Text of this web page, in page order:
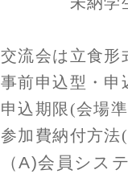
交流会は立食形
事前申込型・申
申込期限 (会場
参加費納付方法
（A)会員シス